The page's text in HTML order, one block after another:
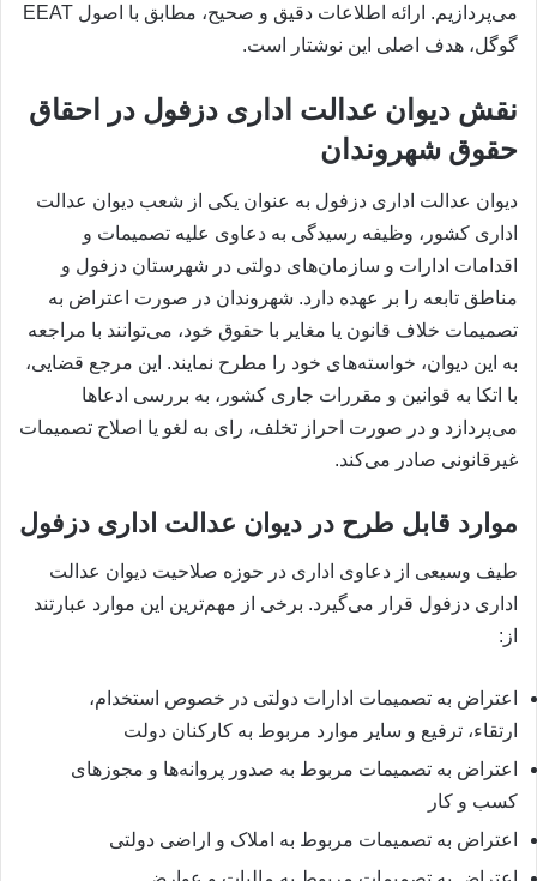
می‌پردازیم. ارائه اطلاعات دقیق و صحیح، مطابق با اصول EEAT
گوگل، هدف اصلی این نوشتار است.
نقش دیوان عدالت اداری دزفول در احقاق
حقوق شهروندان
دیوان عدالت اداری دزفول به عنوان یکی از شعب دیوان عدالت
اداری کشور، وظیفه رسیدگی به دعاوی علیه تصمیمات و
اقدامات ادارات و سازمان‌های دولتی در شهرستان دزفول و
مناطق تابعه را بر عهده دارد. شهروندان در صورت اعتراض به
تصمیمات خلاف قانون یا مغایر با حقوق خود، می‌توانند با مراجعه
به این دیوان، خواسته‌های خود را مطرح نمایند. این مرجع قضایی،
با اتکا به قوانین و مقررات جاری کشور، به بررسی ادعاها
می‌پردازد و در صورت احراز تخلف، رای به لغو یا اصلاح تصمیمات
غیرقانونی صادر می‌کند.
موارد قابل طرح در دیوان عدالت اداری دزفول
طیف وسیعی از دعاوی اداری در حوزه صلاحیت دیوان عدالت
اداری دزفول قرار می‌گیرد. برخی از مهم‌ترین این موارد عبارتند
از:
اعتراض به تصمیمات ادارات دولتی در خصوص استخدام،
ارتقاء، ترفیع و سایر موارد مربوط به کارکنان دولت
اعتراض به تصمیمات مربوط به صدور پروانه‌ها و مجوزهای
کسب و کار
اعتراض به تصمیمات مربوط به املاک و اراضی دولتی